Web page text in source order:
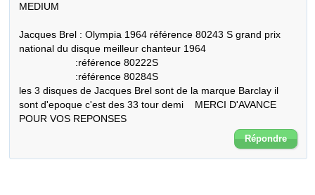
MEDIUM
Jacques Brel : Olympia 1964 référence 80243 S grand prix
national du disque meilleur chanteur 1964
les 3 disques de Jacques Brel sont de la marque Barclay il
sont d'epoque c'est des 33 tour demi    MERCI D'AVANCE
POUR VOS REPONSES
Répondre